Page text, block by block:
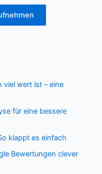
viel wert ist – eine
für eine bessere
klappt es einfach
Bewertungen clever